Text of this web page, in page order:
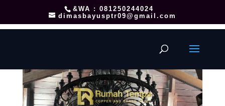
&WA : 081250244024
dimasbayusptr09@gmail.com